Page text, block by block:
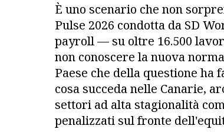
È uno scenario che non
Pulse 2026 condotta da SD
payroll — su oltre 16.500
non conoscere la nuova
Paese che della questione
cosa succeda nelle Canarie,
settori ad alta stagionalità
penalizzati sul fronte